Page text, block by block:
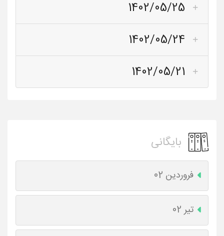
1402/05/25
1402/05/24
1402/05/21
بایگانی
فروردین 02
تیر 02